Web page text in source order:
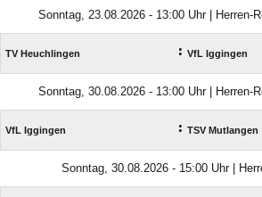
Sonntag, 23.08.2026 - 13:00 Uhr | Herren-
TV Heuchlingen : VfL Iggingen
Sonntag, 30.08.2026 - 13:00 Uhr | Herren-
VfL Iggingen : TSV Mutlangen
Sonntag, 30.08.2026 - 15:00 Uhr |